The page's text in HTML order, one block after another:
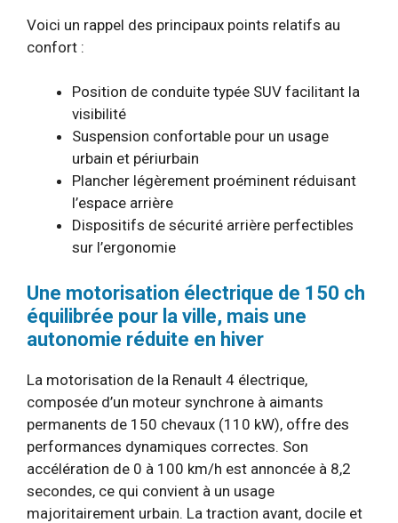
Voici un rappel des principaux points relatifs au
confort :
Position de conduite typée SUV facilitant la
visibilité
Suspension confortable pour un usage
urbain et périurbain
Plancher légèrement proéminent réduisant
l’espace arrière
Dispositifs de sécurité arrière perfectibles
sur l’ergonomie
Une motorisation électrique de 150 ch
équilibrée pour la ville, mais une
autonomie réduite en hiver
La motorisation de la Renault 4 électrique,
composée d’un moteur synchrone à aimants
permanents de 150 chevaux (110 kW), offre des
performances dynamiques correctes. Son
accélération de 0 à 100 km/h est annoncée à 8,2
secondes, ce qui convient à un usage
majoritairement urbain. La traction avant, docile et